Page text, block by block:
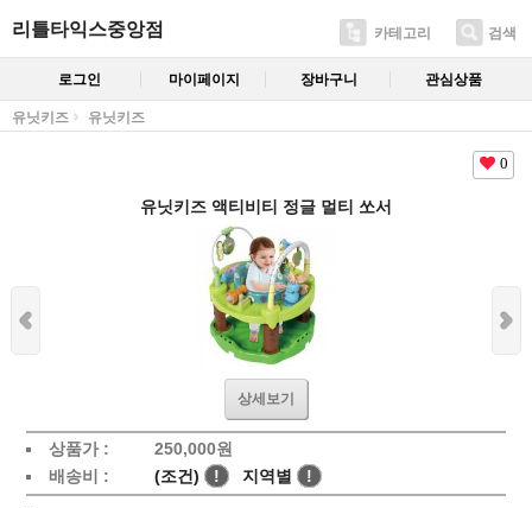
리틀타익스중앙점 카테고리 검색
로그인 마이페이지 장바구니 관심상품
유닛키즈 유닛키즈
0
유닛키즈 액티비티 정글 멀티 쏘서
상세보기
상품가 : 250,000원
배송비 :
(조건) ! 지역별 !